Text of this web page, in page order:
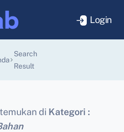
Login
Search
Result
di Kategori :